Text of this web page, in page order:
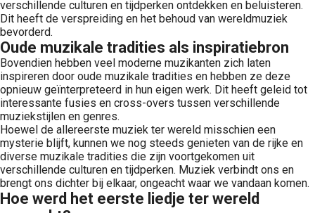
verschillende culturen en tijdperken ontdekken en beluisteren.
Dit heeft de verspreiding en het behoud van wereldmuziek
bevorderd.
Oude muzikale tradities als inspiratiebron
Bovendien hebben veel moderne muzikanten zich laten
inspireren door oude muzikale tradities en hebben ze deze
opnieuw geïnterpreteerd in hun eigen werk. Dit heeft geleid tot
interessante fusies en cross-overs tussen verschillende
muziekstijlen en genres.
Hoewel de allereerste muziek ter wereld misschien een
mysterie blijft, kunnen we nog steeds genieten van de rijke en
diverse muzikale tradities die zijn voortgekomen uit
verschillende culturen en tijdperken. Muziek verbindt ons en
brengt ons dichter bij elkaar, ongeacht waar we vandaan komen.
Hoe werd het eerste liedje ter wereld